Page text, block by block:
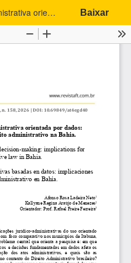
do Artigo
Tomada de decisão administrativa orientada por dados: implicações para o direito administrativo na Bahia. Baixar